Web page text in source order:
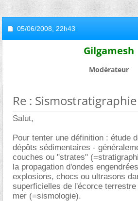
05/06/2008, 22h43
Gilgamesh
Modérateur
Re : Sismostratigraphie
Salut,
Pour tenter une définition : étude
dépôts sédimentaires -
couches ou "strates"
la propagation d'ondes
explosions, chocs ou ultrasons
superficielles de l'écorce
mer (=sismologie).